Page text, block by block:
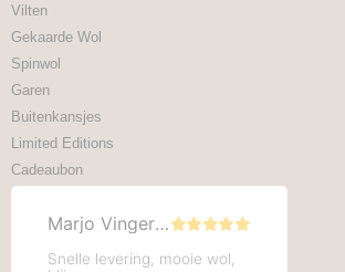
Vilten
Gekaarde Wol
Spinwol
Garen
Buitenkansjes
Limited Editions
Cadeaubon